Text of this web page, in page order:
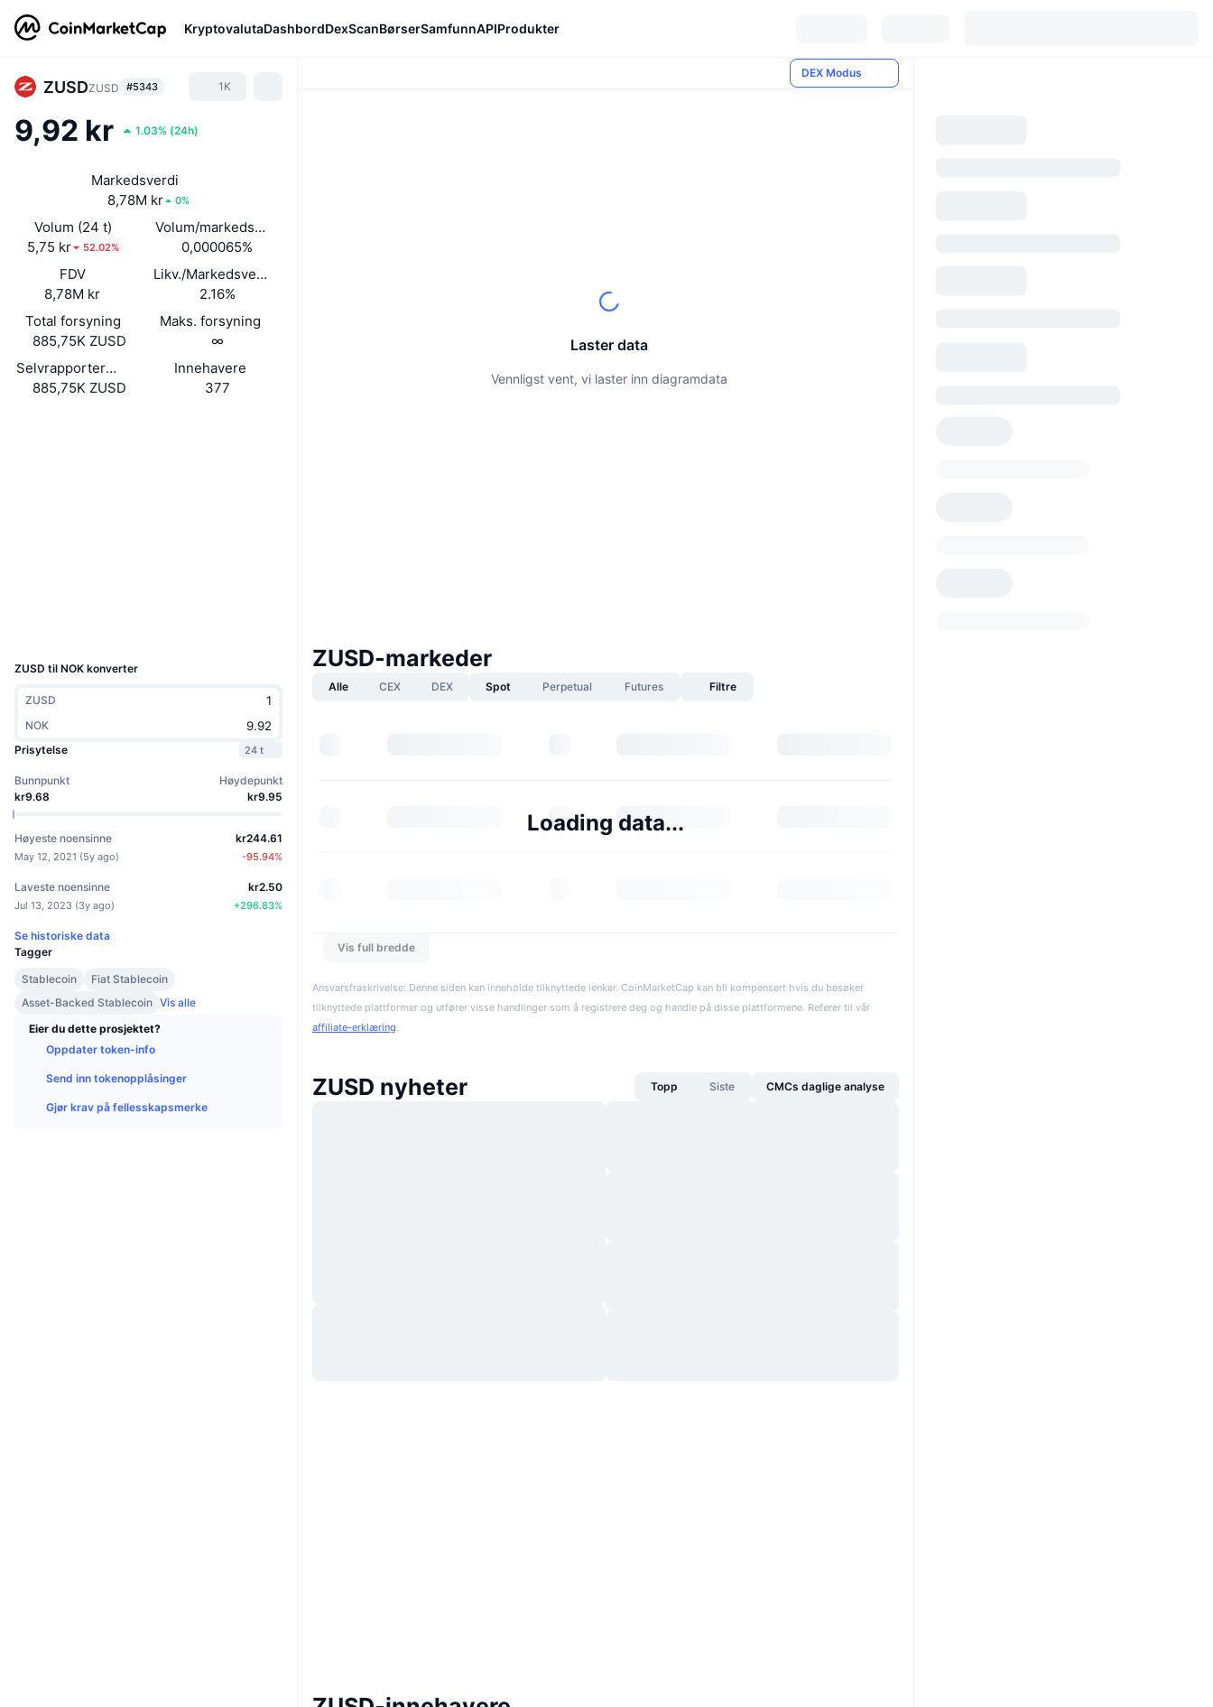
KryptovalutaDashbordDexScanBørserSamfunnAPIProdukter
ZUSDZUSD #5343 1K
9,92 kr 1.03% (24h)
Markedsverdi
8,78M kr
0%
Volum (24 t)
5,75 kr
52.02%
Volum/markedsverdi (24 timer)
0,000065%
FDV
8,78M kr
Likv./Markedsverdi
2.16%
Total forsyning
885,75K ZUSD
Maks. forsyning
∞
Selvrapportert sirkulerende forsyning
885,75K ZUSD
Innehavere
377
ZUSD til NOK konverter
ZUSD
NOK
Prisytelse
24 t
Bunnpunkt
kr9.68
Høydepunkt
kr9.95
Høyeste noensinne
May 12, 2021 (5y ago)
kr244.61
-95.94%
Laveste noensinne
Jul 13, 2023 (3y ago)
kr2.50
+296.83%
Se historiske data
Tagger
Stablecoin
Fiat Stablecoin
Asset-Backed Stablecoin Vis alle
Eier du dette prosjektet?
Oppdater token-info
Send inn tokenopplåsinger
Gjør krav på fellesskapsmerke
DEX Modus
Laster data
Vennligst vent, vi laster inn diagramdata
ZUSD-markeder
Alle CEX DEX Spot Perpetual Futures Filtre
Loading data...
Vis full bredde
Ansvarsfraskrivelse: Denne siden kan inneholde tilknyttede lenker. CoinMarketCap kan bli kompensert hvis du besøker
tilknyttede plattformer og utfører visse handlinger som å registrere deg og handle på disse plattformene. Referer til vår
affiliate-erklæring.
ZUSD nyheter Topp Siste CMCs daglige analyse